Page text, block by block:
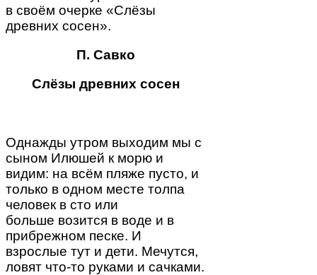
в своём очерке «Слёзы
древних сосен».
П. Савко
Слёзы древних сосен
Однажды утром выходим мы с
сыном Илюшей к морю и
видим: на всём пляже пусто, и
только в одном месте толпа
человек в сто или
больше возится в воде и в
прибрежном песке. И
взрослые тут и дети. Мечутся,
ловят что-то руками и сачками.